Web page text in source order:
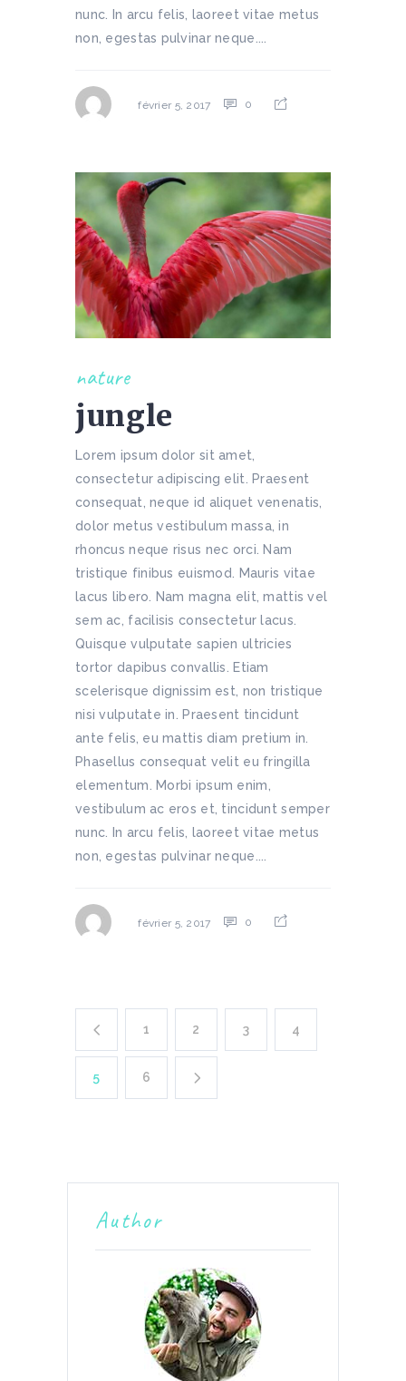
nunc. In arcu felis, laoreet vitae metus
non, egestas pulvinar neque....
février 5, 2017 0
nature
jungle
Lorem ipsum dolor sit amet,
consectetur adipiscing elit. Praesent
consequat, neque id aliquet venenatis,
dolor metus vestibulum massa, in
rhoncus neque risus nec orci. Nam
tristique finibus euismod. Mauris vitae
lacus libero. Nam magna elit, mattis vel
sem ac, facilisis consectetur lacus.
Quisque vulputate sapien ultricies
tortor dapibus convallis. Etiam
scelerisque dignissim est, non tristique
nisi vulputate in. Praesent tincidunt
ante felis, eu mattis diam pretium in.
Phasellus consequat velit eu fringilla
elementum. Morbi ipsum enim,
vestibulum ac eros et, tincidunt semper
nunc. In arcu felis, laoreet vitae metus
non, egestas pulvinar neque....
février 5, 2017 0
1 2 3 4
5 6
Author